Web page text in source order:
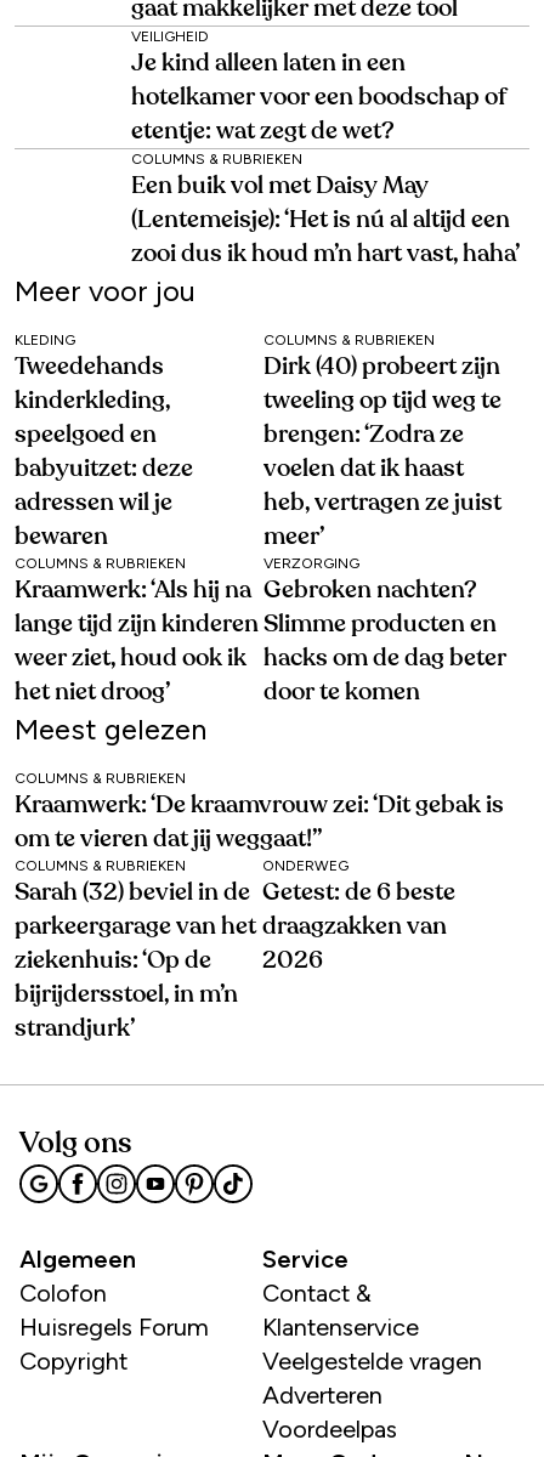
gaat makkelijker met deze tool
VEILIGHEID
Je kind alleen laten in een
hotelkamer voor een boodschap of
etentje: wat zegt de wet?
COLUMNS & RUBRIEKEN
Een buik vol met Daisy May
(Lentemeisje): ‘Het is nú al altijd een
zooi dus ik houd m’n hart vast, haha’
Meer voor jou
KLEDING
Tweedehands
kinderkleding,
speelgoed en
babyuitzet: deze
adressen wil je
bewaren
COLUMNS & RUBRIEKEN
Dirk (40) probeert zijn
tweeling op tijd weg te
brengen: ‘Zodra ze
voelen dat ik haast
heb, vertragen ze juist
meer’
COLUMNS & RUBRIEKEN
Kraamwerk: ‘Als hij na
lange tijd zijn kinderen
weer ziet, houd ook ik
het niet droog’
VERZORGING
Gebroken nachten?
Slimme producten en
hacks om de dag beter
door te komen
Meest gelezen
COLUMNS & RUBRIEKEN
Kraamwerk: ‘De kraamvrouw zei: ‘Dit gebak is
om te vieren dat jij weggaat!’’
COLUMNS & RUBRIEKEN
Sarah (32) beviel in de
parkeergarage van het
ziekenhuis: ‘Op de
bijrijdersstoel, in m’n
strandjurk’
ONDERWEG
Getest: de 6 beste
draagzakken van
2026
Volg ons
Algemeen
Colofon
Huisregels Forum
Copyright
Service
Contact &
Klantenservice
Veelgestelde vragen
Adverteren
Voordeelpas